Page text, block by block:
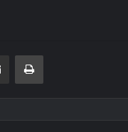
E-Posta ile paylaş Yazdır